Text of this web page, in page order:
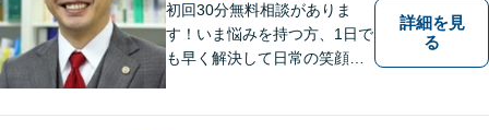
初回30分無料相談がありま
す！いま悩みを持つ方、1日で
も早く解決して日常の笑顔を
詳細を見
る